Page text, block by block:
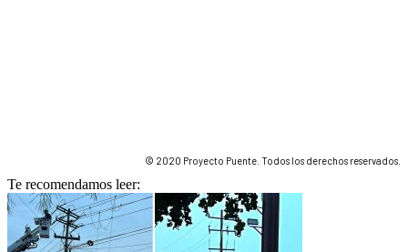
© 2020 Proyecto Puente. Todos los derechos reservados.
Te recomendamos leer: